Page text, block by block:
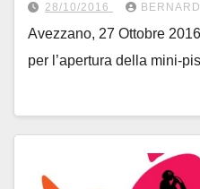
28/10/2016
Avezzano, 27 Ottobre
per l’apertura della mini-